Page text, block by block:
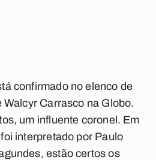
confirmado no elenco de
Carrasco na Globo.
um influente coronel. Em
interpretado por Paulo
estão certos os